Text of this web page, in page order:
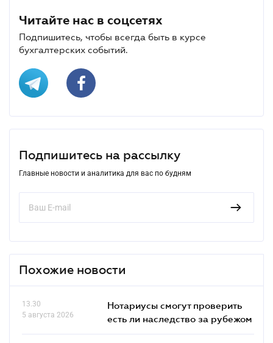
Читайте нас в соцсетях
Подпишитесь, чтобы всегда быть в курсе
бухгалтерских событий.
Подпишитесь на рассылку
Главные новости и аналитика для вас по будням
Похожие новости
13.30
5 августа 2026
Нотариусы смогут проверить
есть ли наследство за рубежом